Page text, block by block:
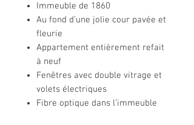
Immeuble de 1860
Au fond d’une jolie cour pavée et
fleurie
Appartement entièrement refait
à neuf
Fenêtres avec double vitrage et
volets électriques
Fibre optique dans l’immeuble